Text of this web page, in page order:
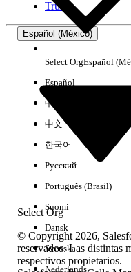
No
Trust
Español (México)
Select Org
Select OrgEspañol
Español
中文（简体）
中文（繁體）
한국어
Русский
Português (Brasil)
Suomi
Dansk
Svenska
Nederlands
© Copyright 2026,
reservados. Las distintas
respectivos propietarios.